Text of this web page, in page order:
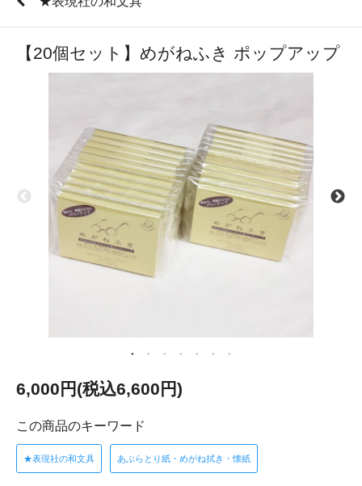
【20個セット】めがねふき ポップアップ
6,000円(税込6,600円)
この商品のキーワード
★表現社の和文具 あぶらとり紙・めがね拭き・懐紙